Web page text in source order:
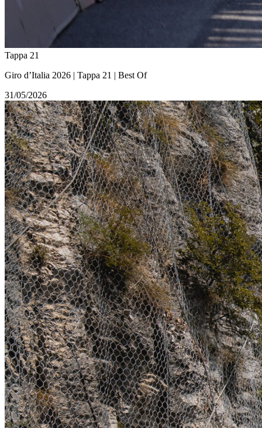
Tappa 21
Giro d’Italia 2026 | Tappa 21 | Best Of
31/05/2026